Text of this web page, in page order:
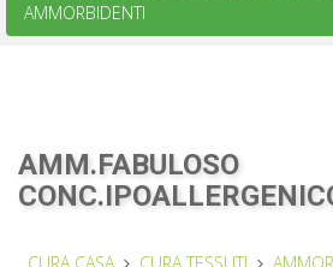
AMMORBIDENTI
AMM.FABULOSO